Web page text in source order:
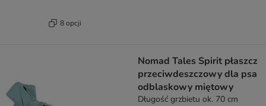
8 opcji
Nomad Tales Spirit płaszcz
przeciwdeszczowy dla psa
odblaskowy miętowy
Długość grzbietu ok. 70 cm